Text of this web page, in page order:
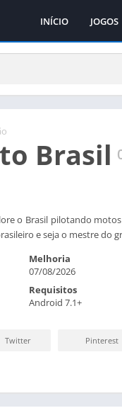
INÍCIO
JOGOS
Ação
Casual
Brasil
o Brasil pilotando
e seja o mestre do
Melhoria
07/08/2026
Requisitos
Android 7.1+
Twitter Pinterest